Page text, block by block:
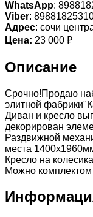
WhatsApp:
Viber:
Адрес: сочи
Цена: 23 000 ₽
Описание
Срочно!Продаю
элитной
Диван и кресло
декорирован
Раздвижной
места
Кресло на
Можно комплектом